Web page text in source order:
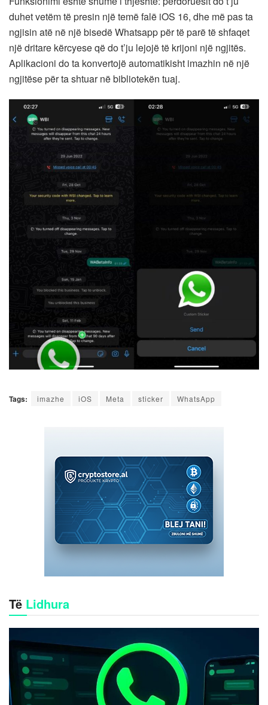
duhet vetëm të presin një temë falë iOS 16, dhe më pas ta
ngjisin atë në një bisedë Whatsapp për të parë të shfaqet
një dritare kërcyese që do t’ju lejojë të krijoni një ngjitës.
Aplikacioni do ta konvertojë automatikisht imazhin në një
ngjitëse për ta shtuar në bibliotekën tuaj.
Tags: imazhe iOS Meta sticker WhatsApp
Të Lidhura